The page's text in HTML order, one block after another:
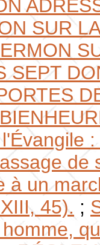
SUR
SEPT
à un
45). ;